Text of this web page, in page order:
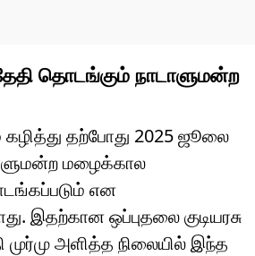
தொடங்கும் நாடாளுமன்ற
கழித்து தற்போது 2025 ஜூலை
மழைக்கால
என
இதற்கான ஒப்புதலை குடியரசு
அளித்த நிலையில் இந்த